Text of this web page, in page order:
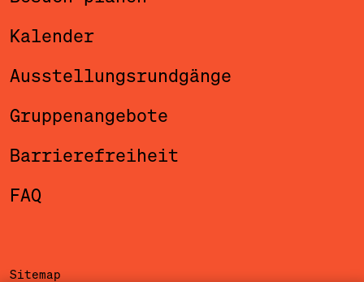
Kalender
Ausstellungsrundgänge
Gruppenangebote
Barrierefreiheit
FAQ
Sitemap